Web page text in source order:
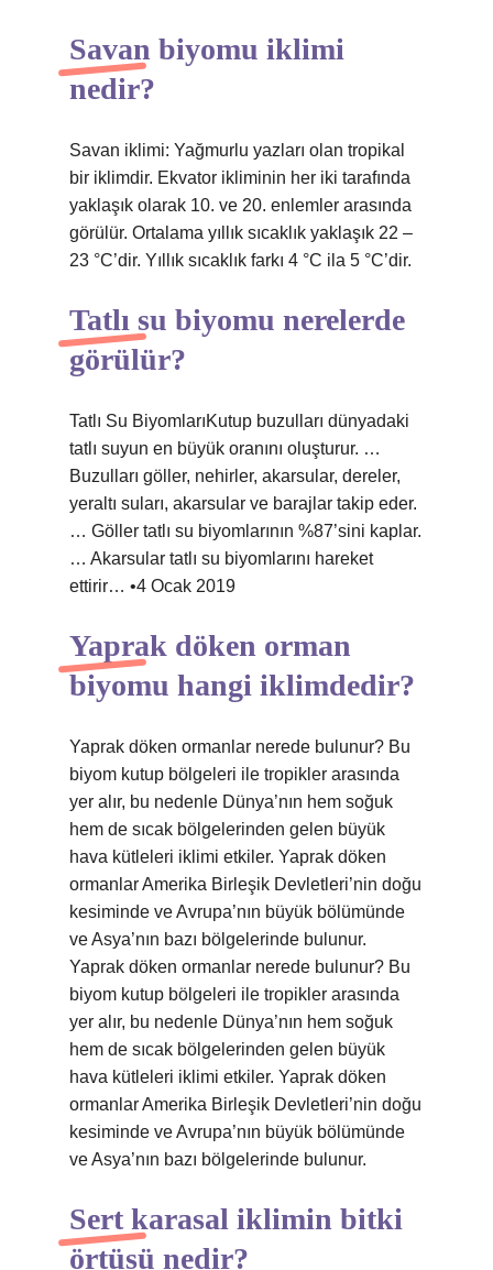
Savan biyomu iklimi
nedir?
Savan iklimi: Yağmurlu yazları olan tropikal
bir iklimdir. Ekvator ikliminin her iki tarafında
yaklaşık olarak 10. ve 20. enlemler arasında
görülür. Ortalama yıllık sıcaklık yaklaşık 22 –
23 °C’dir. Yıllık sıcaklık farkı 4 °C ila 5 °C’dir.
Tatlı su biyomu nerelerde
görülür?
Tatlı Su BiyomlarıKutup buzulları dünyadaki
tatlı suyun en büyük oranını oluşturur. …
Buzulları göller, nehirler, akarsular, dereler,
yeraltı suları, akarsular ve barajlar takip eder.
… Göller tatlı su biyomlarının %87’sini kaplar.
… Akarsular tatlı su biyomlarını hareket
ettirir… •4 Ocak 2019
Yaprak döken orman
biyomu hangi iklimdedir?
Yaprak döken ormanlar nerede bulunur? Bu
biyom kutup bölgeleri ile tropikler arasında
yer alır, bu nedenle Dünya’nın hem soğuk
hem de sıcak bölgelerinden gelen büyük
hava kütleleri iklimi etkiler. Yaprak döken
ormanlar Amerika Birleşik Devletleri’nin doğu
kesiminde ve Avrupa’nın büyük bölümünde
ve Asya’nın bazı bölgelerinde bulunur.
Yaprak döken ormanlar nerede bulunur? Bu
biyom kutup bölgeleri ile tropikler arasında
yer alır, bu nedenle Dünya’nın hem soğuk
hem de sıcak bölgelerinden gelen büyük
hava kütleleri iklimi etkiler. Yaprak döken
ormanlar Amerika Birleşik Devletleri’nin doğu
kesiminde ve Avrupa’nın büyük bölümünde
ve Asya’nın bazı bölgelerinde bulunur.
Sert karasal iklimin bitki
örtüsü nedir?